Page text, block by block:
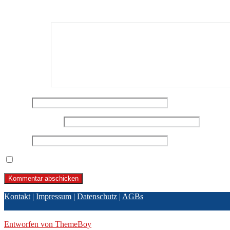
Kontakt | Impressum | Datenschutz | AGBs
Entworfen von ThemeBoy